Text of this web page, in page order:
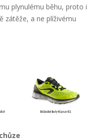
plynulému běhu, proto i
zátěže, a ne plíživému